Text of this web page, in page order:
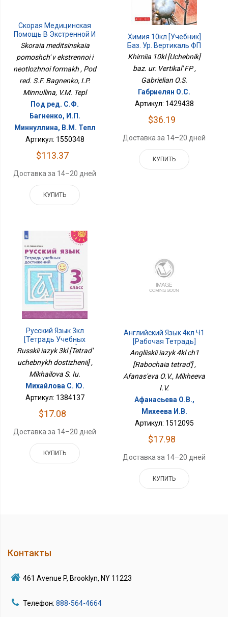
Скорая Медицинская
Помощь В Экстренной И
Неотложной Формах
Skoraia meditsinskaia
pomoshch' v ekstrennoi i
neotlozhnoi formakh , Pod
red. S.F. Bagnenko, I.P.
Minnullina, V.M. Tepl
Под ред. С.Ф.
Багненко, И.П.
Миннуллина, В.М. Тепл
Артикул: 1550348
$113.37
Доставка за 14–20 дней
КУПИТЬ
Химия 10кл [Учебник]
Баз. Ур. Вертикаль ФП
Khimiia 10kl [Uchebnik]
baz. ur. Vertikal' FP ,
Gabrielian O.S.
Габриелян О.С.
Артикул: 1429438
$36.19
Доставка за 14–20 дней
КУПИТЬ
Русский Язык 3кл
[Тетрадь Учебных
Достижений]
Russkii iazyk 3kl [Tetrad'
uchebnykh dostizhenii] ,
Mikhailova S. Iu.
Михайлова С. Ю.
Артикул: 1384137
$17.08
Доставка за 14–20 дней
КУПИТЬ
Английский Язык 4кл Ч1
[Рабочая Тетрадь]
Angliiskii iazyk 4kl ch1
[Rabochaia tetrad'] ,
Afanas'eva O.V., Mikheeva
I.V.
Афанасьева О.В.,
Михеева И.В.
Артикул: 1512095
$17.98
Доставка за 14–20 дней
КУПИТЬ
Контакты
461 Avenue P, Brooklyn, NY 11223
Телефон: 888-564-4664